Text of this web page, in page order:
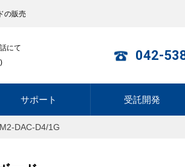
の販売
にて
042-
サポート 受託開発
DAC-D4/1G